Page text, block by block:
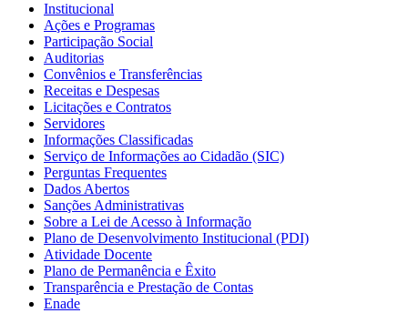
Institucional
Ações e Programas
Participação Social
Auditorias
Convênios e Transferências
Receitas e Despesas
Licitações e Contratos
Servidores
Informações Classificadas
Serviço de Informações ao Cidadão (SIC)
Perguntas Frequentes
Dados Abertos
Sanções Administrativas
Sobre a Lei de Acesso à Informação
Plano de Desenvolvimento Institucional (PDI)
Atividade Docente
Plano de Permanência e Êxito
Transparência e Prestação de Contas
Enade